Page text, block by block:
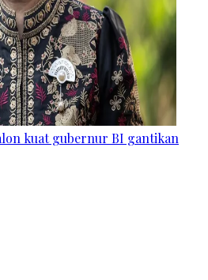
kuat gubernur BI gantikan